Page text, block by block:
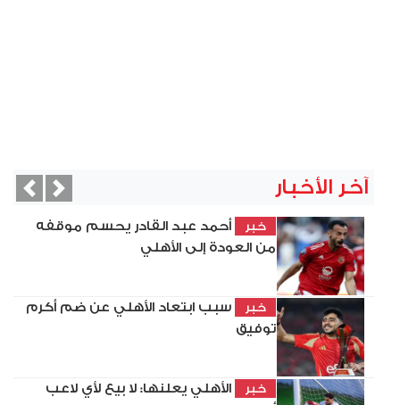
آخر الأخبار
خبر
أحمد عبد القادر يحسم موقفه
من العودة إلى الأهلي
خبر
سبب ابتعاد الأهلي عن ضم أكرم
توفيق
خبر
الأهلي يعلنها: لا بيع لأي لاعب
Next